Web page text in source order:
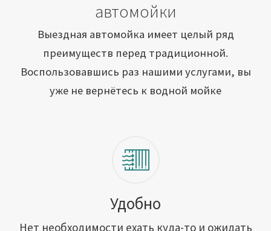
Как это работает
Сотрудничество
Вакансии
Адреса обслуживания
автомойки
Выездная автомойка имеет целый ряд
преимуществ перед традиционной.
Воспользовавшись раз нашими услугами, вы
уже не вернётесь к водной мойке
Удобно
Нет необходимости ехать куда-то и ожидать